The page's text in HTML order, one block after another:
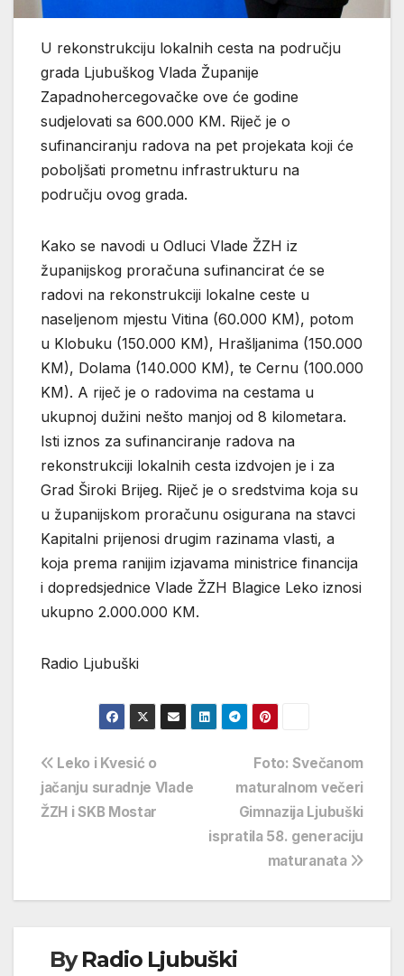
U rekonstrukciju lokalnih cesta na području
grada Ljubuškog Vlada Županije
Zapadnohercegovačke ove će godine
sudjelovati sa 600.000 KM. Riječ je o
sufinanciranju radova na pet projekata koji će
poboljšati prometnu infrastrukturu na
području ovog grada.
Kako se navodi u Odluci Vlade ŽZH iz
županijskog proračuna sufinancirat će se
radovi na rekonstrukciji lokalne ceste u
naseljenom mjestu Vitina (60.000 KM), potom
u Klobuku (150.000 KM), Hrašljanima (150.000
KM), Dolama (140.000 KM), te Cernu (100.000
KM). A riječ je o radovima na cestama u
ukupnoj dužini nešto manjoj od 8 kilometara.
Isti iznos za sufinanciranje radova na
rekonstrukciji lokalnih cesta izdvojen je i za
Grad Široki Brijeg. Riječ je o sredstvima koja su
u županijskom proračunu osigurana na stavci
Kapitalni prijenosi drugim razinama vlasti, a
koja prema ranijim izjavama ministrice financija
i dopredsjednice Vlade ŽZH Blagice Leko iznosi
ukupno 2.000.000 KM.
Radio Ljubuški
Navigacija
objava
Foto: Svečanom
maturalnom večeri
Gimnazija Ljubuški
ispratila 58. generaciju
maturanata
Leko i Kvesić o
jačanju suradnje Vlade
ŽZH i SKB Mostar
ByRadio Ljubuški